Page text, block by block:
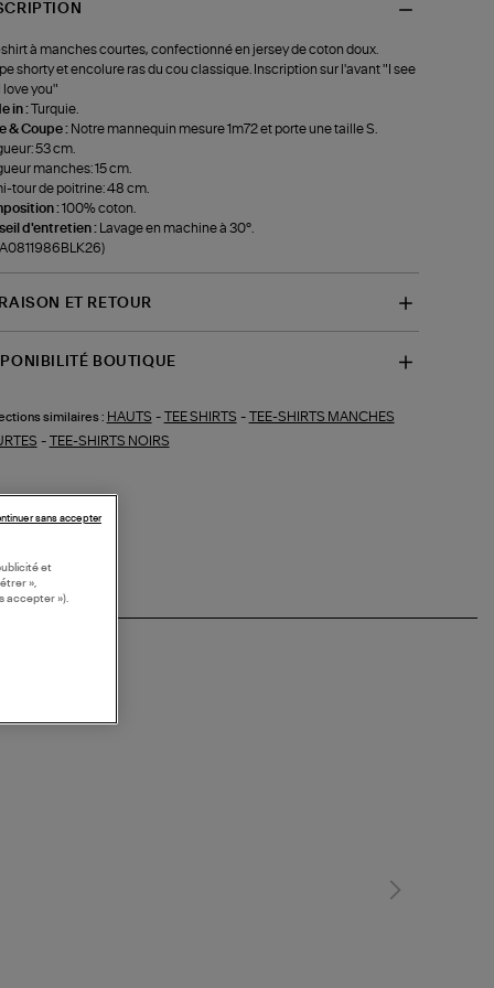
à manches courtes, confectionné en jersey de coton doux.
shorty et encolure ras du cou classique. Inscription sur l'avant "I see
love you"
in :Turquie.
& Coupe : Notre mannequin mesure 1m72 et porte une taille S.
53 cm.
manches: 15 cm.
tour de poitrine: 48 cm.
:100% coton.
d'entretien :
Lavage en machine à 30°.
ET RETOUR
BOUTIQUE
similaires : HAUTS - TEE SHIRTS - TEE-SHIRTS MANCHES
- TEE-SHIRTS NOIRS
et
»,
accepter »).
sans accepter